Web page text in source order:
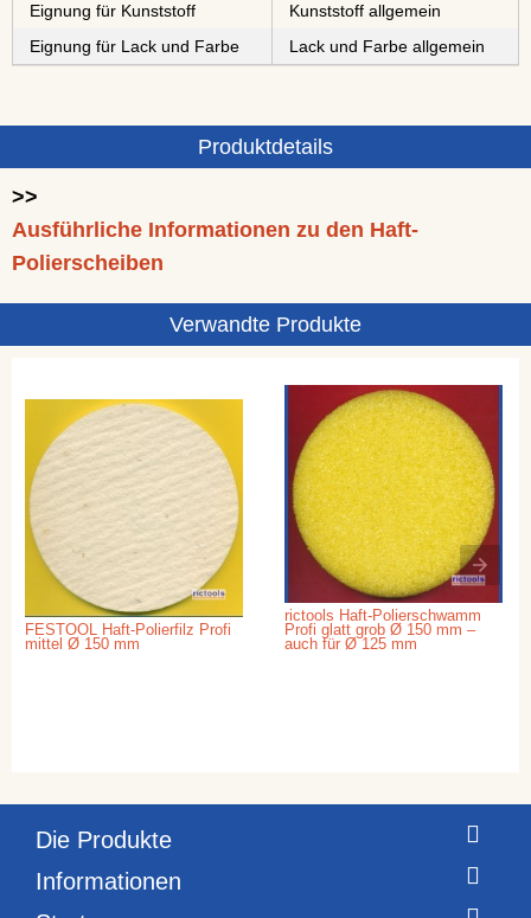
Eignung für Kunststoff
Kunststoff allgemein
Eignung für Lack und Farbe
Lack und Farbe allgemein
Produktdetails
>>
Ausführliche Informationen zu den Haft-
Polierscheiben
Verwandte Produkte
FESTOOL Haft-Polierfilz Profi
mittel Ø 150 mm
rictools Haft-Polierschwamm
Profi glatt grob Ø 150 mm –
auch für Ø 125 mm
Die Produkte
Informationen